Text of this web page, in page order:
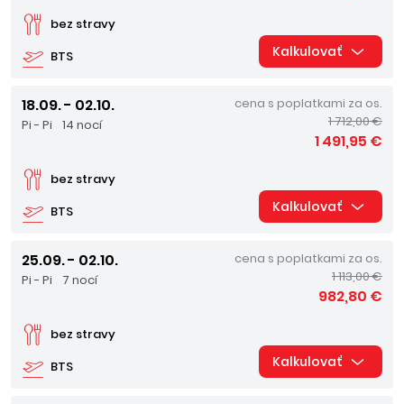
BTS
bez stravy
Kalkulovať
18.09. - 02.10.
Pi - Pi 14 nocí
BTS
bez stravy
cena s poplatkami za os.
1 712,00 €
1 491,95 €
Kalkulovať
25.09. - 02.10.
Pi - Pi 7 nocí
BTS
bez stravy
cena s poplatkami za os.
1 113,00 €
982,80 €
Kalkulovať